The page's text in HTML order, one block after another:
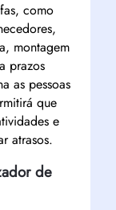
como
montagem
prazos
as pessoas
que
e
atrasos.
de